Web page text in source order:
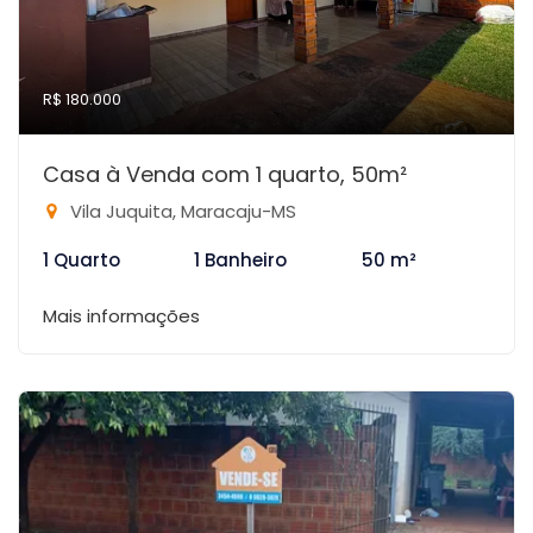
R$ 180.000
Casa à Venda com 1 quarto, 50m²
Vila Juquita, Maracaju-MS
1 Quarto
1 Banheiro 50 m²
Mais informações